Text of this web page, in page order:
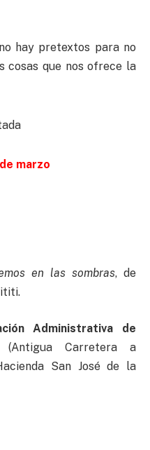
hay pretextos para no
cosas que nos ofrece la
marzo
en las sombras, de
Administrativa de
(Antigua Carretera a
San José de la